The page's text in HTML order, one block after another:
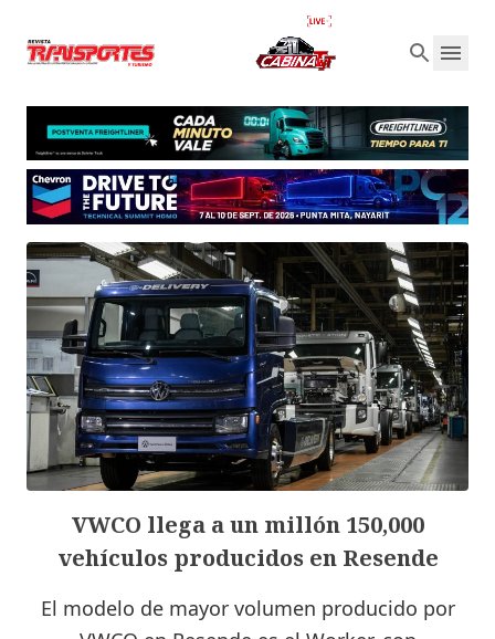
VWCO llega a un millón 150,000
vehículos producidos en Resende
El modelo de mayor volumen producido por